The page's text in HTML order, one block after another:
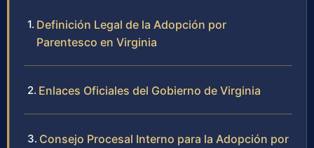
Definición Legal de la Adopción por
Parentesco en Virginia
Enlaces Oficiales del Gobierno de Virginia
Consejo Procesal Interno para la Adopción por